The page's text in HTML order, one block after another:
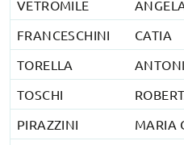
VETROMILE
FRANCESCHINI
CATIA
TORELLA
TOSCHI
PIRAZZINI
MARIA